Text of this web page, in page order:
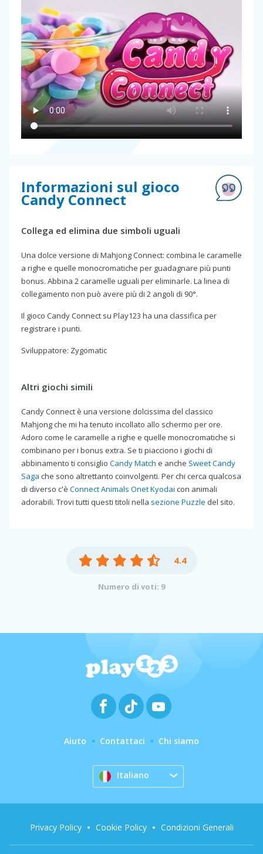
Informazioni sul gioco
Candy Connect
Collega ed elimina due simboli uguali
Una dolce versione di Mahjong Connect: combina le caramelle
a righe e quelle monocromatiche per guadagnare più punti
bonus. Abbina 2 caramelle uguali per eliminarle. La linea di
collegamento non può avere più di 2 angoli di 90°.
Il gioco Candy Connect su Play123 ha una classifica per
registrare i punti.
Sviluppatore: Zygomatic
Altri giochi simili
Candy Connect è una versione dolcissima del classico
Mahjong che mi ha tenuto incollato allo schermo per ore.
Adoro come le caramelle a righe e quelle monocromatiche si
combinano per i bonus extra. Se ti piacciono i giochi di
abbinamento ti consiglio Candy Match e anche Sweet Candy
Saga che sono altrettanto coinvolgenti. Per chi cerca qualcosa
di diverso c'è Connect Animals Onet Kyodai con animali
adorabili. Trovi tutti questi titoli nella sezione Puzzle del sito.
4.4
Numero di voti: 9
Aiuto Contattaci Chi siamo
Italiano
Privacy Policy Cookie Policy Condizioni Generali